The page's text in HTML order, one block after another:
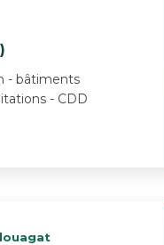
- bâtiments
- CDD